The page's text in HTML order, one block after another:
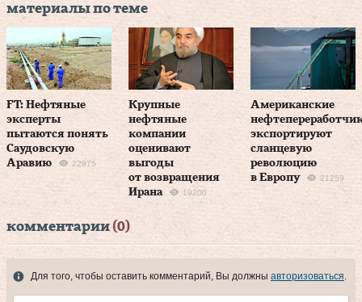
материалы по теме
FT: Нефтяные
эксперты
пытаются понять
Саудовскую
Аравию
22975
Крупные
нефтяные
компании
оценивают
выгоды
от возвращения
Ирана
19200
Американские
экспортируют
сланцевую
революцию
в Европу
21259
комментарии (0)
Для того, чтобы оставить комментарий, Вы должны авторизоваться.